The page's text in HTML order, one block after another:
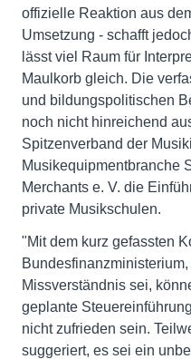
offizielle Reaktion aus
Umsetzung - schafft
lässt viel Raum für
Maulkorb gleich. Die
und bildungspolitischen
noch nicht hinreichend
Spitzenverband der
Musikequipmentbranche
Merchants e. V. die
private Musikschulen.
"Mit dem kurz gefassten
Missverständnis sei,
geplante
nicht zufrieden sein.
suggeriert, es sei ein